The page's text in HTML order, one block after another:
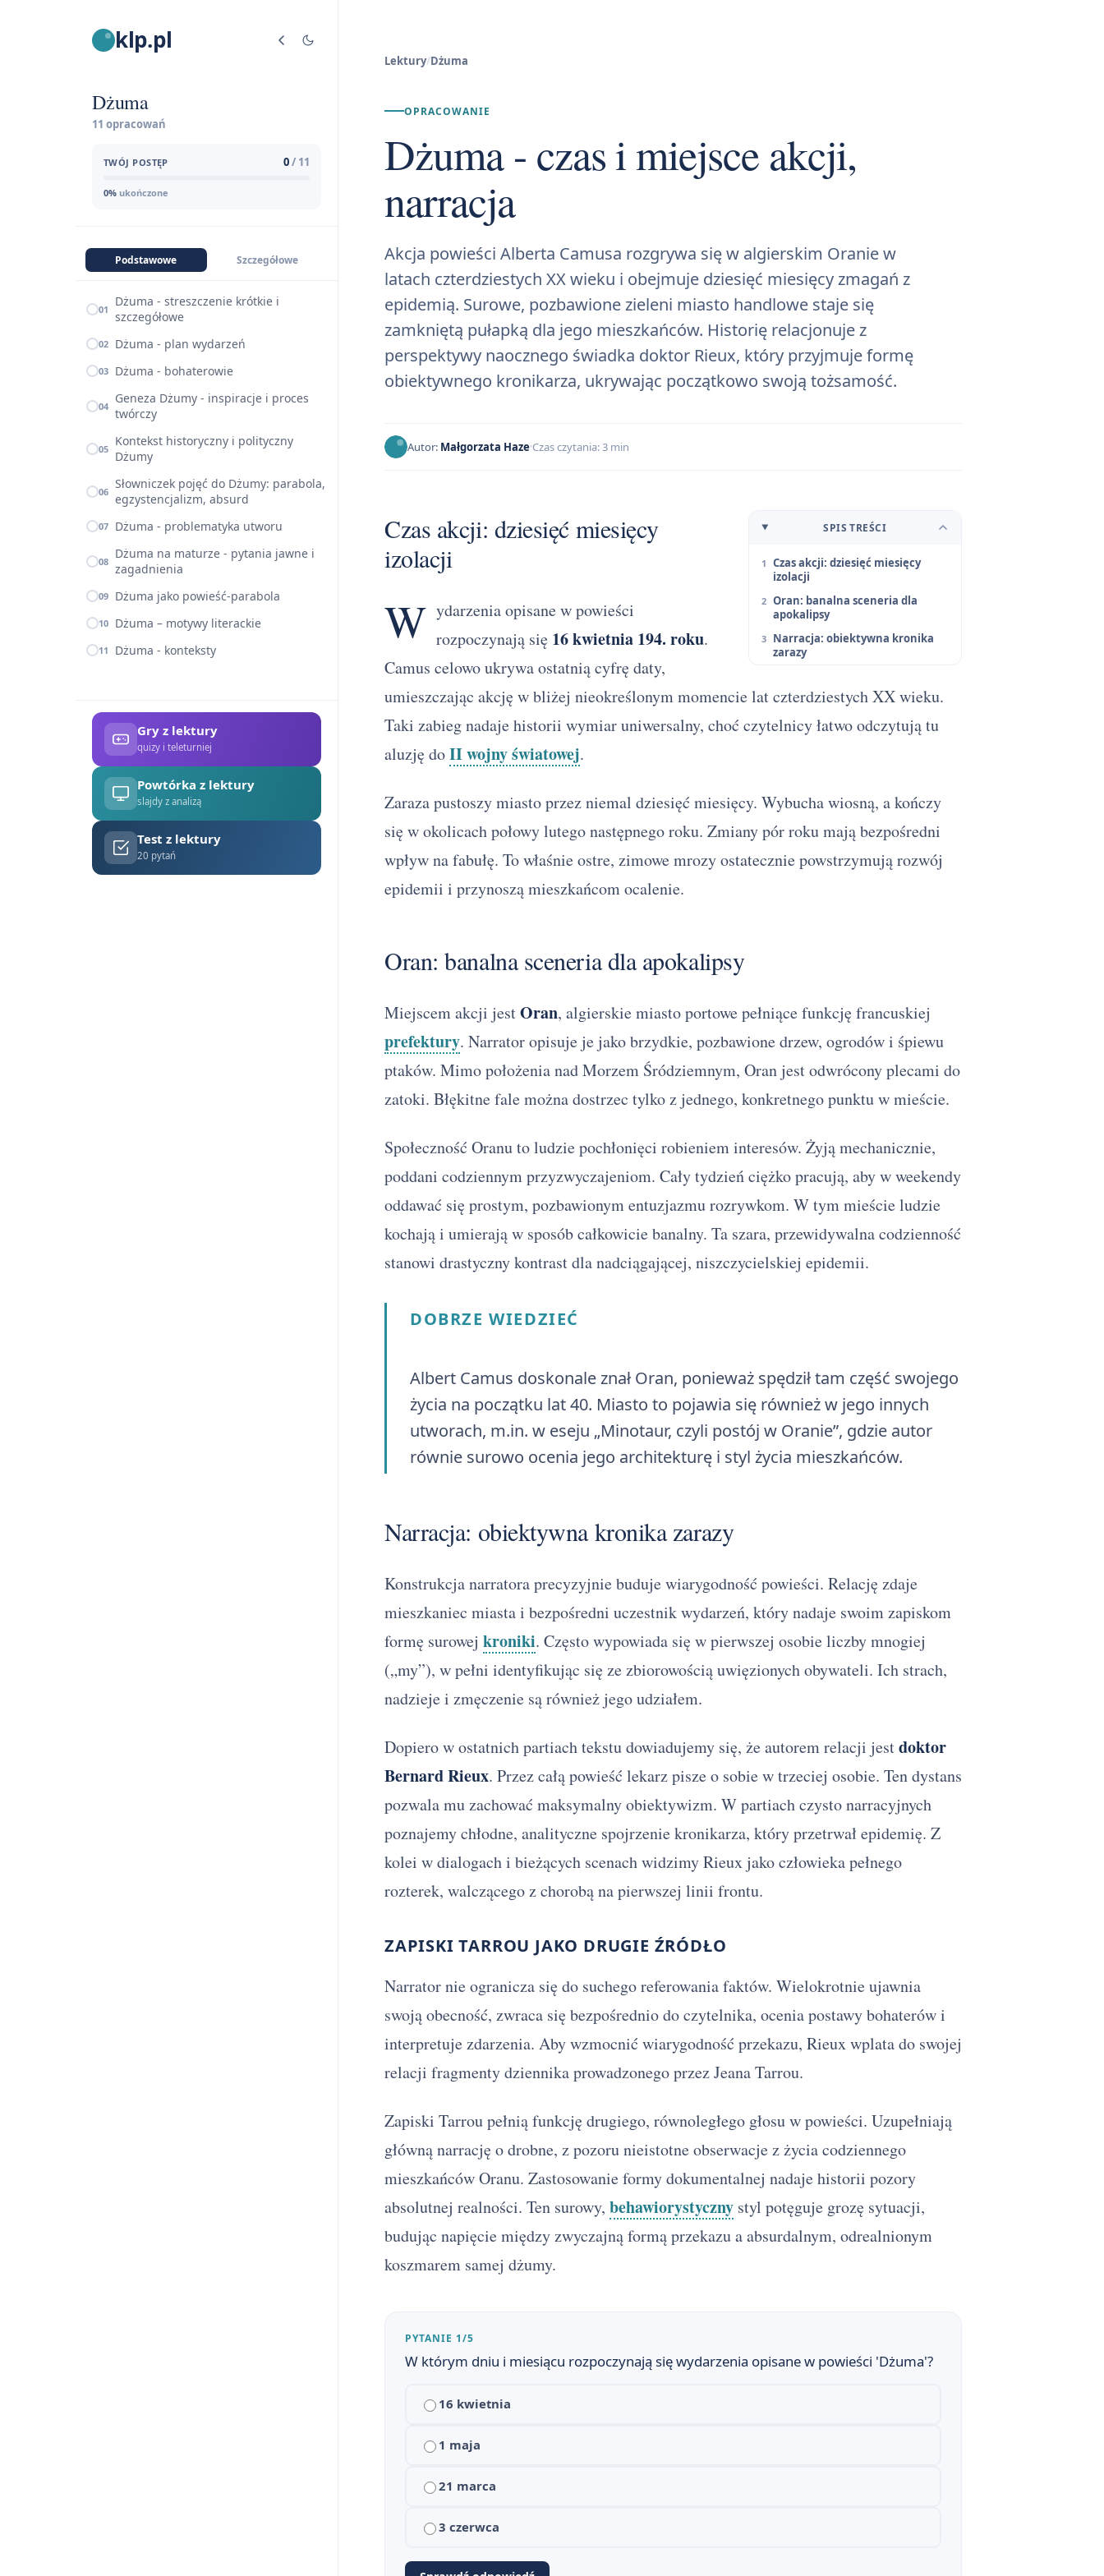
klp.pl
Dżuma
11 opracowań
TWÓJ POSTĘP 0/ 11
0% ukończone
Podstawowe Szczegółowe
01
Dżuma - streszczenie krótkie i
szczegółowe
02 Dżuma - plan wydarzeń
03 Dżuma - bohaterowie
04 Geneza Dżumy - inspiracje i proces
twórczy
05 Kontekst historyczny i polityczny
Dżumy
06 Słowniczek pojęć do Dżumy: parabola,
egzystencjalizm, absurd
07 Dżuma - problematyka utworu
08 Dżuma na maturze - pytania jawne i
zagadnienia
09 Dżuma jako powieść-parabola
10 Dżuma – motywy literackie
11 Dżuma - konteksty
Gry z lektury
quizy i teleturniej
Powtórka z lektury
slajdy z analizą
Test z lektury
20 pytań
Lektury/Dżuma
OPRACOWANIE
Dżuma - czas i miejsce akcji,
narracja
Akcja powieści Alberta Camusa rozgrywa się w algierskim Oranie w
latach czterdziestych XX wieku i obejmuje dziesięć miesięcy zmagań z
epidemią. Surowe, pozbawione zieleni miasto handlowe staje się
zamkniętą pułapką dla jego mieszkańców. Historię relacjonuje z
perspektywy naocznego świadka doktor Rieux, który przyjmuje formę
obiektywnego kronikarza, ukrywając początkowo swoją tożsamość.
Autor: Małgorzata Haze Czas czytania: 3 min
SPIS TREŚCI
Czas akcji: dziesięć miesięcy
izolacji
Oran: banalna sceneria dla
apokalipsy
Narracja: obiektywna kronika
zarazy
Czas akcji: dziesięć miesięcy
izolacji
W ydarzenia opisane w powieści
rozpoczynają się 16 kwietnia 194. roku.
Camus celowo ukrywa ostatnią cyfrę daty,
umieszczając akcję w bliżej nieokreślonym momencie lat czterdziestych XX wieku.
Taki zabieg nadaje historii wymiar uniwersalny, choć czytelnicy łatwo odczytują tu
aluzję doII wojny światowej.
Zaraza pustoszy miasto przez niemal dziesięć miesięcy. Wybucha wiosną, a kończy
się w okolicach połowy lutego następnego roku. Zmiany pór roku mają bezpośredni
wpływ na fabułę. To właśnie ostre, zimowe mrozy ostatecznie powstrzymują rozwój
epidemii i przynoszą mieszkańcom ocalenie.
Oran: banalna sceneria dla apokalipsy
Miejscem akcji jestOran, algierskie miasto portowe pełniące funkcję francuskiej
prefektury. Narrator opisuje je jako brzydkie, pozbawione drzew, ogrodów i śpiewu
ptaków. Mimo położenia nad Morzem Śródziemnym, Oran jest odwrócony plecami do
zatoki. Błękitne fale można dostrzec tylko z jednego, konkretnego punktu w mieście.
Społeczność Oranu to ludzie pochłonięci robieniem interesów. Żyją mechanicznie,
poddani codziennym przyzwyczajeniom. Cały tydzień ciężko pracują, aby w weekendy
oddawać się prostym, pozbawionym entuzjazmu rozrywkom. W tym mieście ludzie
kochają i umierają w sposób całkowicie banalny. Ta szara, przewidywalna codzienność
stanowi drastyczny kontrast dla nadciągającej, niszczycielskiej epidemii.
DOBRZE WIEDZIEĆ
Albert Camus doskonale znał Oran, ponieważ spędził tam część swojego
życia na początku lat 40. Miasto to pojawia się również w jego innych
utworach, m.in. w eseju „Minotaur, czyli postój w Oranie”, gdzie autor
równie surowo ocenia jego architekturę i styl życia mieszkańców.
Narracja: obiektywna kronika zarazy
Konstrukcja narratora precyzyjnie buduje wiarygodność powieści. Relację zdaje
mieszkaniec miasta i bezpośredni uczestnik wydarzeń, który nadaje swoim zapiskom
formę surowej kroniki. Często wypowiada się w pierwszej osobie liczby mnogiej
(„my”), w pełni identyfikując się ze zbiorowością uwięzionych obywateli. Ich strach,
nadzieje i zmęczenie są również jego udziałem.
Dopiero w ostatnich partiach tekstu dowiadujemy się, że autorem relacji jestdoktor
Bernard Rieux. Przez całą powieść lekarz pisze o sobie w trzeciej osobie. Ten dystans
pozwala mu zachować maksymalny obiektywizm. W partiach czysto narracyjnych
poznajemy chłodne, analityczne spojrzenie kronikarza, który przetrwał epidemię. Z
kolei w dialogach i bieżących scenach widzimy Rieux jako człowieka pełnego
rozterek, walczącego z chorobą na pierwszej linii frontu.
ZAPISKI TARROU JAKO DRUGIE ŹRÓDŁO
Narrator nie ogranicza się do suchego referowania faktów. Wielokrotnie ujawnia
swoją obecność, zwraca się bezpośrednio do czytelnika, ocenia postawy bohaterów i
interpretuje zdarzenia. Aby wzmocnić wiarygodność przekazu, Rieux wplata do swojej
relacji fragmenty dziennika prowadzonego przez Jeana Tarrou.
Zapiski Tarrou pełnią funkcję drugiego, równoległego głosu w powieści. Uzupełniają
główną narrację o drobne, z pozoru nieistotne obserwacje z życia codziennego
mieszkańców Oranu. Zastosowanie formy dokumentalnej nadaje historii pozory
absolutnej realności. Ten surowy, behawiorystyczny styl potęguje grozę sytuacji,
budując napięcie między zwyczajną formą przekazu a absurdalnym, odrealnionym
koszmarem samej dżumy.
PYTANIE 1/5
W którym dniu i miesiącu rozpoczynają się wydarzenia opisane w powieści 'Dżuma'?
16 kwietnia
1 maja
21 marca
3 czerwca
Dżuma - streszczenie krótkie i szczegółowe
Dżuma - plan wydarzeń
Dżuma - bohaterowie
Geneza Dżumy - inspiracje i proces twórczy